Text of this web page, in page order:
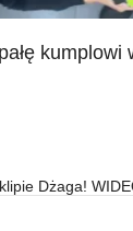
kumplowi
Dżaga!